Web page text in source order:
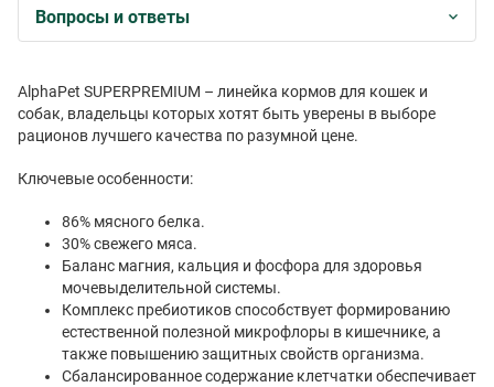
Вопросы и ответы
AlphaPet SUPERPREMIUM – линейка кормов для кошек и
собак, владельцы которых хотят быть уверены в выборе
рационов лучшего качества по разумной цене.
Ключевые особенности:
86% мясного белка.
30% свежего мяса.
Баланс магния, кальция и фосфора для здоровья
мочевыделительной системы.
Комплекс пребиотиков способствует формированию
естественной полезной микрофлоры в кишечнике, а
также повышению защитных свойств организма.
Сбалансированное содержание клетчатки обеспечивает